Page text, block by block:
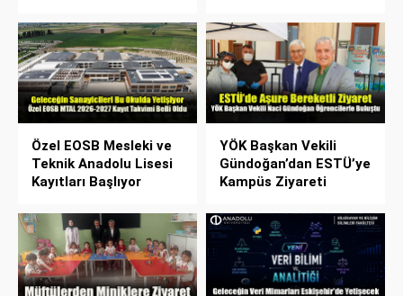
Özel EOSB Mesleki ve
Teknik Anadolu Lisesi
Kayıtları Başlıyor
YÖK Başkan Vekili
Gündoğan’dan ESTÜ’ye
Kampüs Ziyareti